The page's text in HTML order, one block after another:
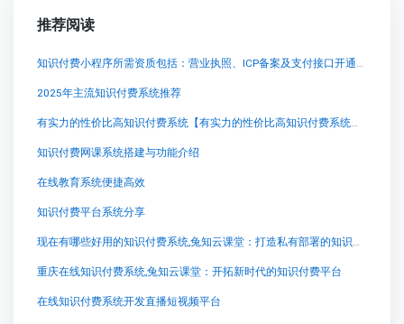
推荐阅读
知识付费小程序所需资质包括：营业执照、ICP备案及支付接口开通。特定领域可能还需额外行业资质。
2025年主流知识付费系统推荐
有实力的性价比高知识付费系统【有实力的性价比高知识付费系统知识付费系统系统怎么制作，知识付费系统搭建使用教程】
知识付费网课系统搭建与功能介绍
在线教育系统便捷高效
知识付费平台系统分享
现在有哪些好用的知识付费系统,兔知云课堂：打造私有部署的知识付费系统
重庆在线知识付费系统,兔知云课堂：开拓新时代的知识付费平台
在线知识付费系统开发直播短视频平台